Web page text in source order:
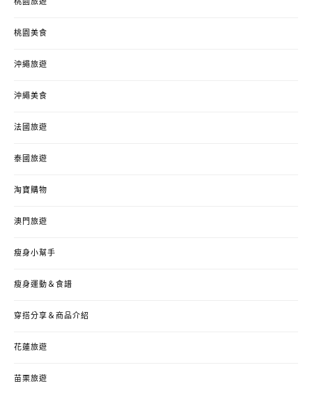
桃園旅遊
桃園美食
沖繩旅遊
沖繩美食
法國旅遊
泰國旅遊
淘寶購物
澳門旅遊
瘦身小幫手
瘦身運動＆食譜
穿搭分享＆商品介紹
花蓮旅遊
苗栗旅遊